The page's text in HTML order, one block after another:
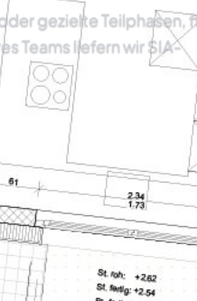
gezielte Teilphasen,
Teams liefern wir SIA-